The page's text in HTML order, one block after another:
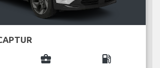
business_center local_gas_station